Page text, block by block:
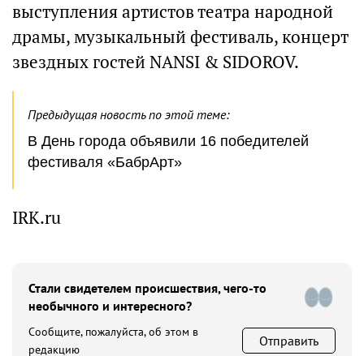
выступления артистов театра народной
драмы, музыкальный фестиваль, концерт
звездных гостей NANSI & SIDOROV.
Предыдущая новость по этой теме:
В День города объявили 16 победителей
фестиваля «БабрАрт»
IRK.ru
Стали свидетелем происшествия, чего-то
необычного и интересного?
Сообщите, пожалуйста, об этом в
редакцию
Отправить